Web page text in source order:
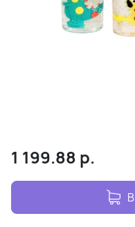
1 199.88 р.